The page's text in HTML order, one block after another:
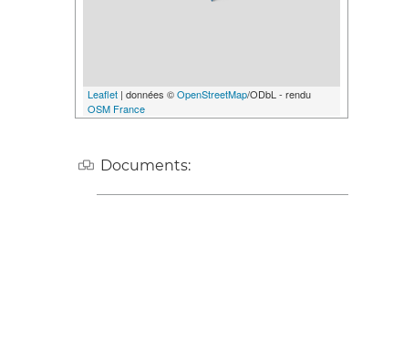
Leaflet | données ©OpenStreetMap/ODbL - rendu
OSM France
Documents: